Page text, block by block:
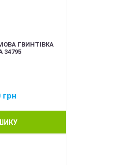
ГВИНТІВКА
34795
грн